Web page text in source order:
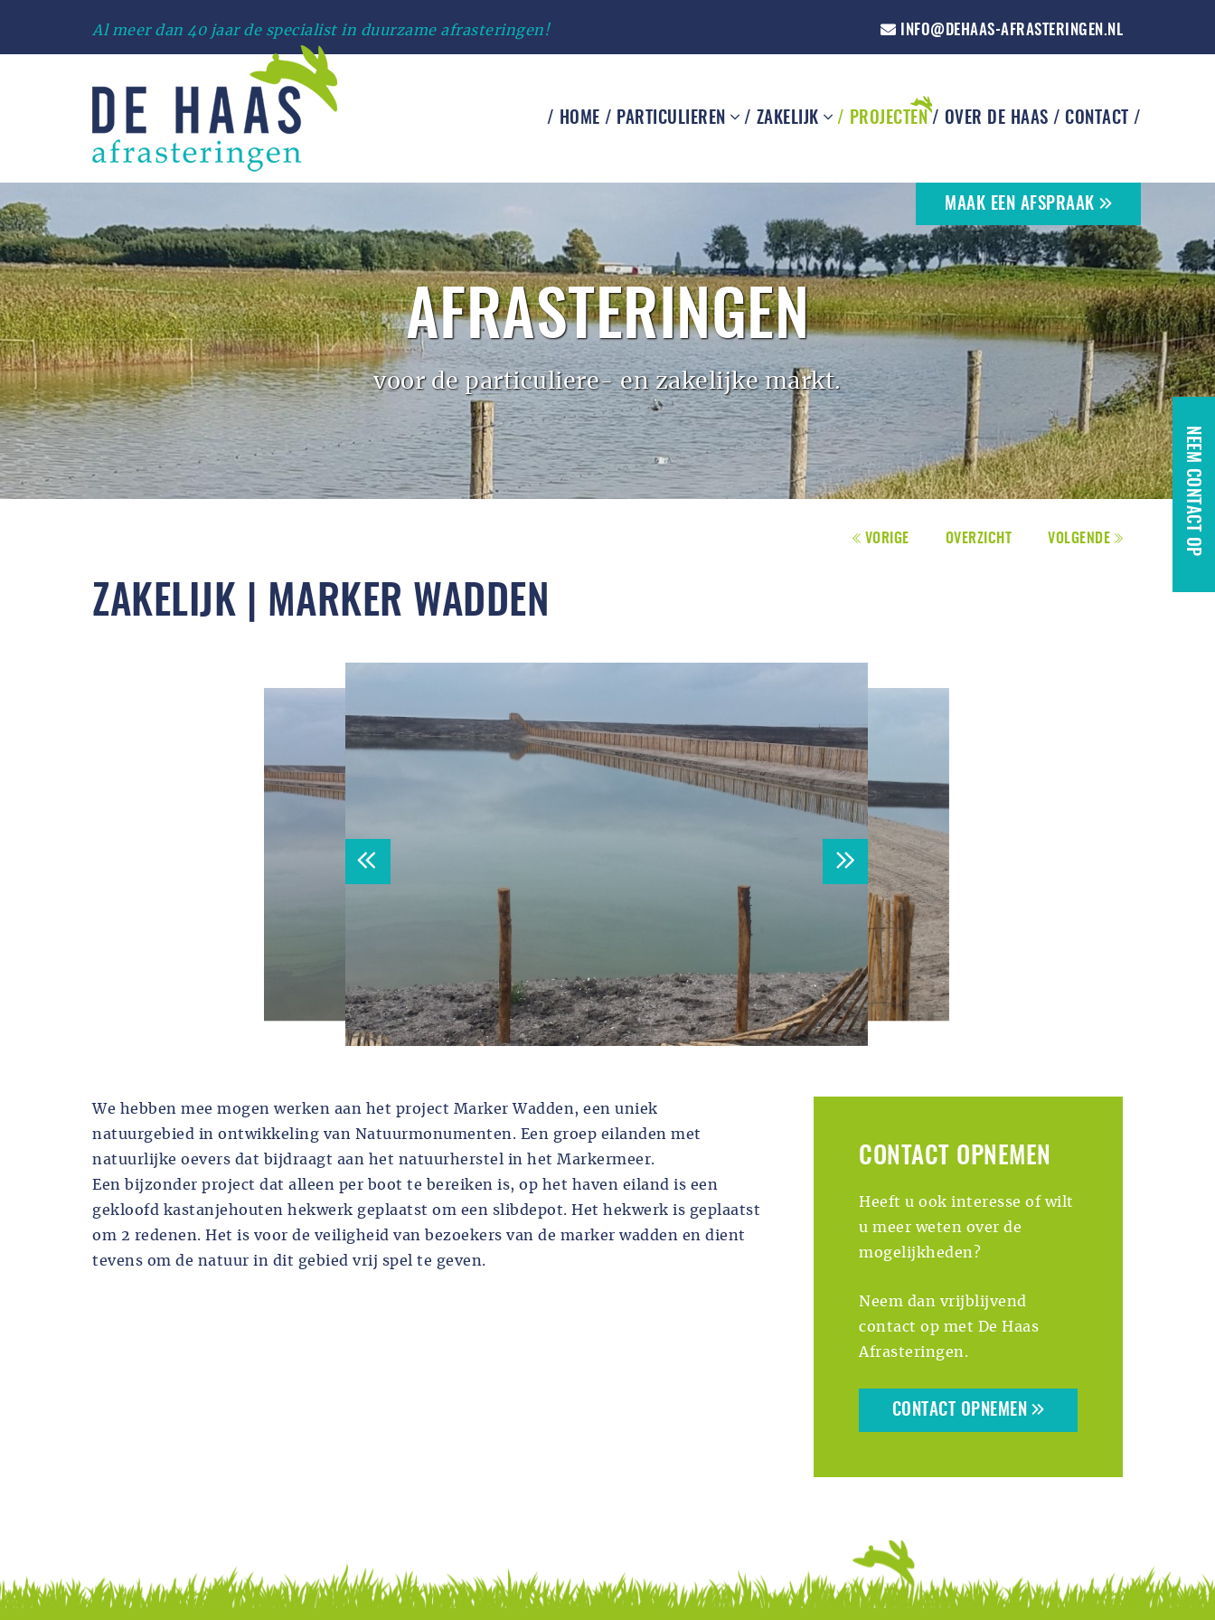
Al meer dan 40 jaar de specialist in duurzame afrasteringen! INFO@DEHAAS-AFRASTERINGEN.NL
HOME PARTICULIEREN ZAKELIJK PROJECTEN OVER DE HAAS CONTACT
MAAK EEN AFSPRAAK
AFRASTERINGEN
voor de particuliere- en zakelijke markt.
VORIGE OVERZICHT VOLGENDE
ZAKELIJK | MARKER WADDEN
We hebben mee mogen werken aan het project Marker Wadden, een uniek
natuurgebied in ontwikkeling van Natuurmonumenten. Een groep eilanden met
natuurlijke oevers dat bijdraagt aan het natuurherstel in het Markermeer.
Een bijzonder project dat alleen per boot te bereiken is, op het haven eiland is een
gekloofd kastanjehouten hekwerk geplaatst om een slibdepot. Het hekwerk is geplaatst
om 2 redenen. Het is voor de veiligheid van bezoekers van de marker wadden en dient
tevens om de natuur in dit gebied vrij spel te geven.
CONTACT OPNEMEN
Heeft u ook interesse of wilt
u meer weten over de
mogelijkheden?
Neem dan vrijblijvend
contact op met De Haas
Afrasteringen.
CONTACT OPNEMEN
NEEM CONTACT OP